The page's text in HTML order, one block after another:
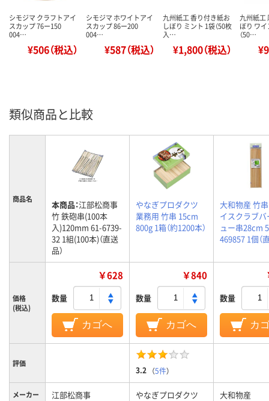
シモジマ クラフトアイ
スカップ 76ー150
004…
¥506（税込）
シモジマ ホワイトアイ
スカップ 86ー200
004…
¥587（税込）
九州紙工 香り付き紙お
しぼり ミント 1袋（50枚
入…
¥1,800（税込）
九州紙工
ぼり ワ
（50…
類似商品と比較
商品名 本商品：江部松商事
竹 鉄砲串(100本
入)120mm 61-6739-
32 1組(100本)（直送
品）
やなぎプロダクツ
業務用 竹串 15cm
800g 1箱（約1200本）
大和物産 竹
イスクラブ
ュー串28cm
469857 1個（
価格
(税込)
￥628
数量
カゴへ
￥840
数量
カゴへ
数量
カ
評価
3.2 （5件）
メーカー 江部松商事 やなぎプロダクツ 大和物産